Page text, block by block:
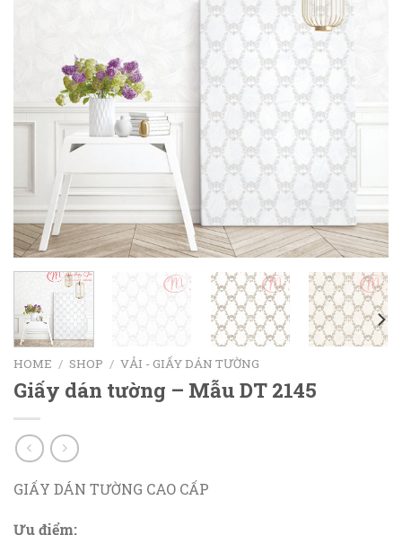
HOME / SHOP / VẢI - GIẤY DÁN TƯỜNG
Giấy dán tường – Mẫu DT 2145
GIẤY DÁN TƯỜNG CAO CẤP
Ưu điểm: